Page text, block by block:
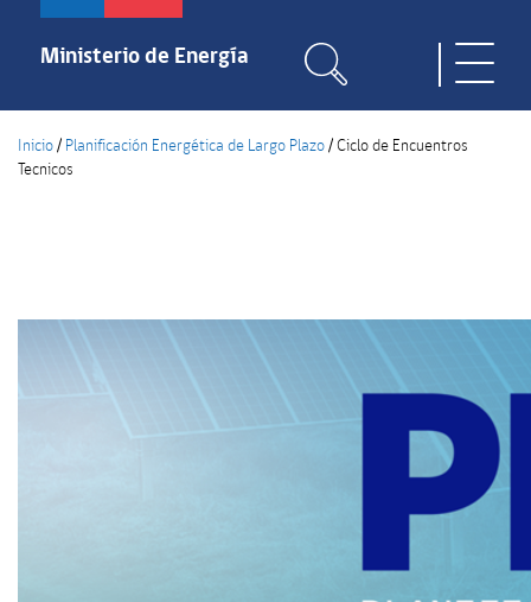
Pasar
contenido
Ministerio de Energía
Inicio/ Planificación Energética de Largo Plazo/Ciclo de Encuentros
Tecnicos